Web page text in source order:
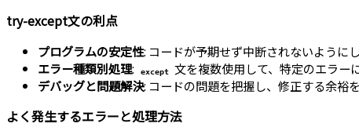
try-except文の利点
プログラムの安定性: コードが予期せず中断されないように
エラー種類別処理: except
文を複数使用して、特定のエラー
デバッグと問題解決: コードの問題を把握し、修正する余裕を
よく発生するエラーと処理方法